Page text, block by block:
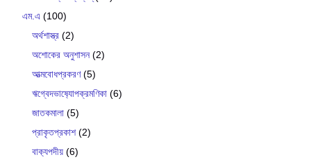
এম.এ (100)
অর্থশাস্ত্র (2)
অশোকের অনুশাসন(2)
আত্মবোধপ্রকরণ(5)
ঋগ্বেদভাষ‍্যোপক্রমণিকা (6)
জাতকমালা (5)
প্রাকৃতপ্রকাশ(2)
বাক‍্যপদীয় (6)